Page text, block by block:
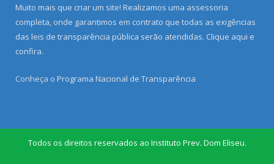
Muito mais que criar um site! Realizamos uma assessoria
completa, onde garantimos em contrato que todas as exigências
das leis de transparência pública serão atendidas. Clique aqui e
confira.
Conheça o Programa Nacional de Transparência
Todos os direitos reservados ao Instituto Prev. Dom Eliseu.